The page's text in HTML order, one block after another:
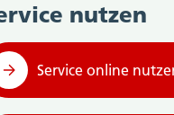
nutzen
Service online